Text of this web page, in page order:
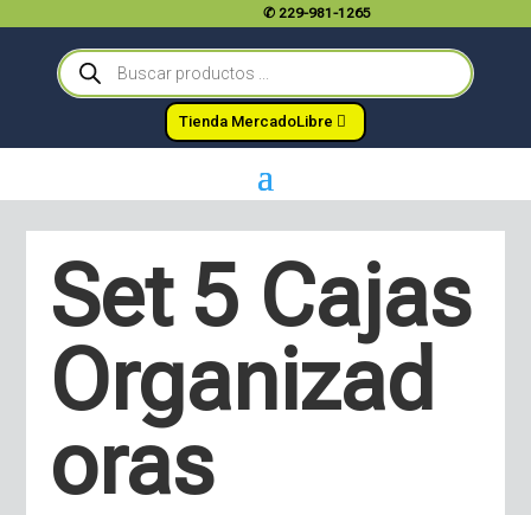
✆ 229-981-1265
Búsqueda
de
productos
Tienda MercadoLibre
Set 5 Cajas
Organizad
oras